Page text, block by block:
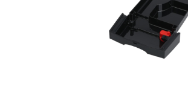
Sage